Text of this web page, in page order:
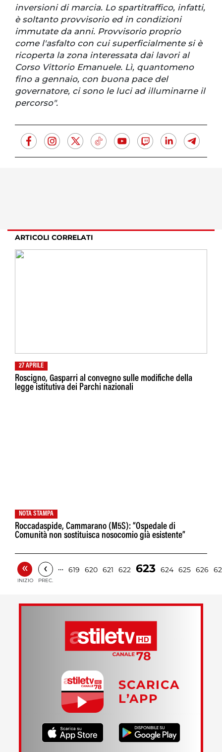
inversioni di marcia. Lo spartitraffico, infatti,
è soltanto provvisorio ed in condizioni
immutate da anni. Provvisorio proprio
come l'asfalto con cui superficialmente si è
ricoperta la zona interessata dai lavori al
Corso Vittorio Emanuele. Lì, quantomeno
fino a gennaio, con buona pace del
governatore, ci sono le luci ad illuminarne il
percorso".
ARTICOLI CORRELATI
27 APRILE
Roscigno, Gasparri al convegno sulle modifiche della
legge istitutiva dei Parchi nazionali
NOTA STAMPA
Roccadaspide, Cammarano (M5S): “Ospedale di
Comunità non sostituisca nosocomio già esistente”
«
INIZIO
‹
PREC.
… 619 620 621 622 623 624 625 626
SCARICA
L’APP